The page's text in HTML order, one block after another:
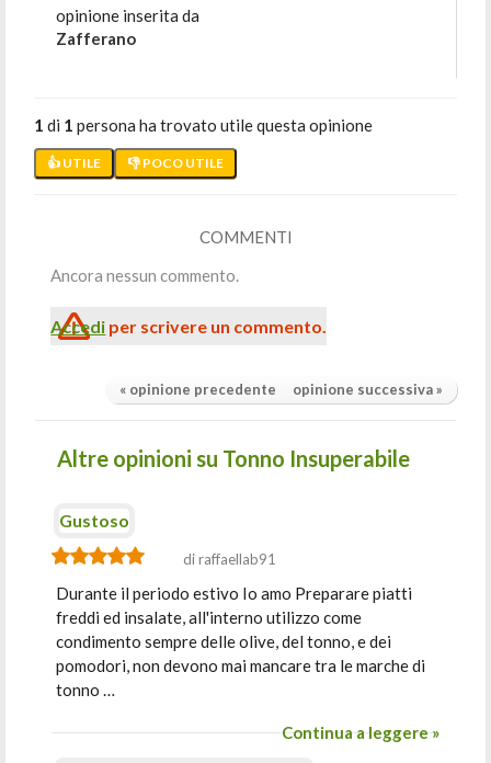
opinione inserita da
Zafferano
1 di 1 persona ha trovato utile questa opinione
👍 UTILE 👎 POCO UTILE
COMMENTI
Ancora nessun commento.
Accedi per scrivere un commento.
« opinione precedente opinione successiva »
Altre opinioni su Tonno Insuperabile
Gustoso
di raffaellab91
Durante il periodo estivo Io amo Preparare piatti
freddi ed insalate, all'interno utilizzo come
condimento sempre delle olive, del tonno, e dei
pomodori, non devono mai mancare tra le marche di
tonno …
Continua a leggere »